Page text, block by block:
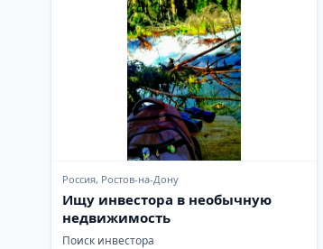
Россия, Ростов-на-Дону
Ищу инвестора в необычную
недвижимость
Поиск инвестора